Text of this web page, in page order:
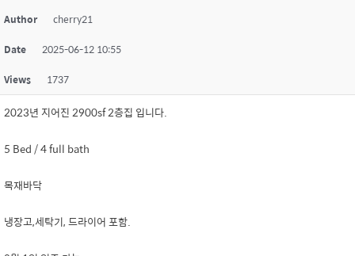
Author cherry21
Date 2025-06-12 10:55
Views 1737
2023년 지어진 2900sf 2층집 입니다.
5 Bed / 4 full bath
목재바닥
냉장고,세탁기, 드라이어 포함.